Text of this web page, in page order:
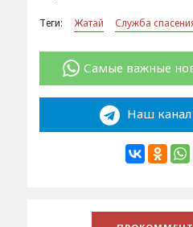
Теги: Жатай Служба
Самые важные
Наш